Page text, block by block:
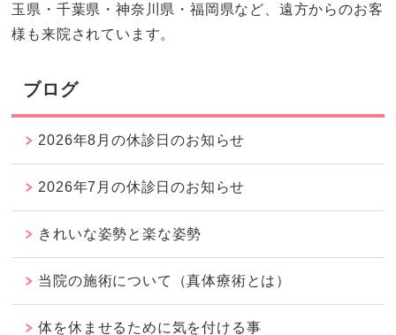
玉県・千葉県・神奈川県・福岡県など、遠方からのお客
様も来院されています。
ブログ
2026年8月の休診日のお知らせ
2026年7月の休診日のお知らせ
きれいな姿勢と楽な姿勢
当院の施術について（真体療術とは）
体を休ませるために気を付ける事